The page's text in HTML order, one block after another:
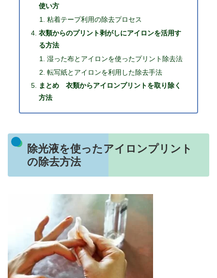
使い方
粘着テープ利用の除去プロセス
衣類からのプリント剥がしにアイロンを活用す
る方法
湿った布とアイロンを使ったプリント除去法
転写紙とアイロンを利用した除去手法
まとめ 衣類からアイロンプリントを取り除く
方法
除光液を使ったアイロンプリント
の除去方法